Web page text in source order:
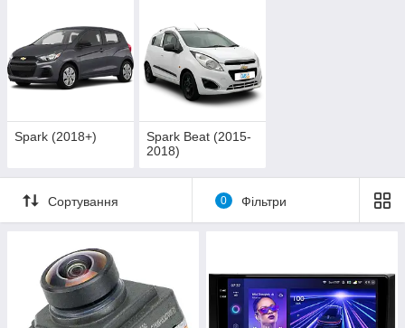
Spark (2018+)
Spark Beat (2015-
2018)
Сортування 0 Фільтри